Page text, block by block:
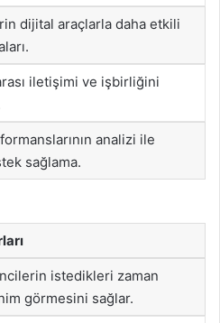
dijital araçlarla daha etkili
iletişimi ve işbirliğini
analizi ile
sağlama.
istedikleri zaman
görmesini sağlar.